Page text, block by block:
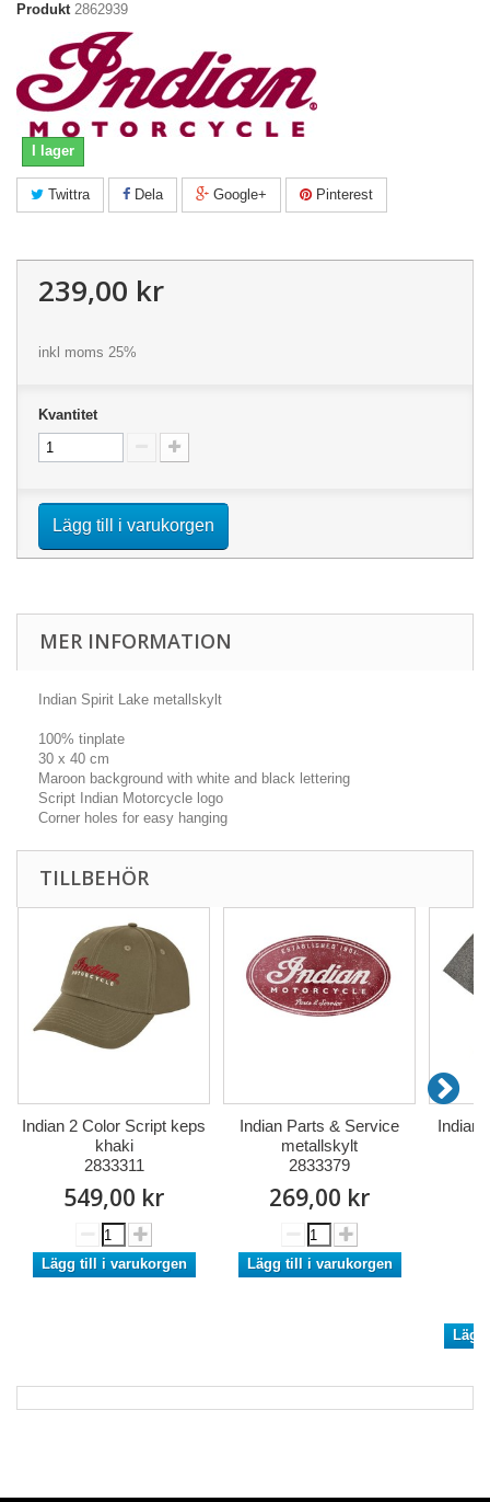
Produkt 2862939
I lager
Twittra Dela Google+ Pinterest
239,00 kr
inkl moms 25%
Kvantitet
Lägg till i varukorgen
MER INFORMATION
Indian Spirit Lake metallskylt
100% tinplate
30 x 40 cm
Maroon background with white and black lettering
Script Indian Motorcycle logo
Corner holes for easy hanging
TILLBEHÖR
Indian 2 Color Script keps
khaki
2833311
549,00 kr
Lägg till i varukorgen
Indian Parts & Service
metallskylt
2833379
269,00 kr
Lägg till i varukorgen
Indian